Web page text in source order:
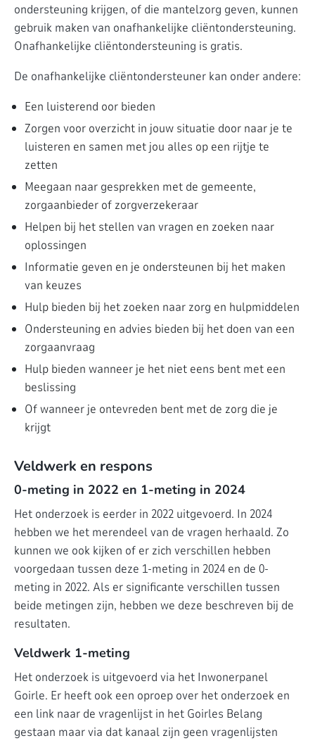
ondersteuning krijgen, of die mantelzorg geven, kunnen
gebruik maken van onafhankelijke cliëntondersteuning.
Onafhankelijke cliëntondersteuning is gratis.
De onafhankelijke cliëntondersteuner kan onder andere:
Een luisterend oor bieden
Zorgen voor overzicht in jouw situatie door naar je te
luisteren en samen met jou alles op een rijtje te
zetten
Meegaan naar gesprekken met de gemeente,
zorgaanbieder of zorgverzekeraar
Helpen bij het stellen van vragen en zoeken naar
oplossingen
Informatie geven en je ondersteunen bij het maken
van keuzes
Hulp bieden bij het zoeken naar zorg en hulpmiddelen
Ondersteuning en advies bieden bij het doen van een
zorgaanvraag
Hulp bieden wanneer je het niet eens bent met een
beslissing
Of wanneer je ontevreden bent met de zorg die je
krijgt
Veldwerk en respons
0-meting in 2022 en 1-meting in 2024
Het onderzoek is eerder in 2022 uitgevoerd. In 2024
hebben we het merendeel van de vragen herhaald. Zo
kunnen we ook kijken of er zich verschillen hebben
voorgedaan tussen deze 1-meting in 2024 en de 0-
meting in 2022. Als er significante verschillen tussen
beide metingen zijn, hebben we deze beschreven bij de
resultaten.
Veldwerk 1-meting
Het onderzoek is uitgevoerd via het Inwonerpanel
Goirle. Er heeft ook een oproep over het onderzoek en
een link naar de vragenlijst in het Goirles Belang
gestaan maar via dat kanaal zijn geen vragenlijsten